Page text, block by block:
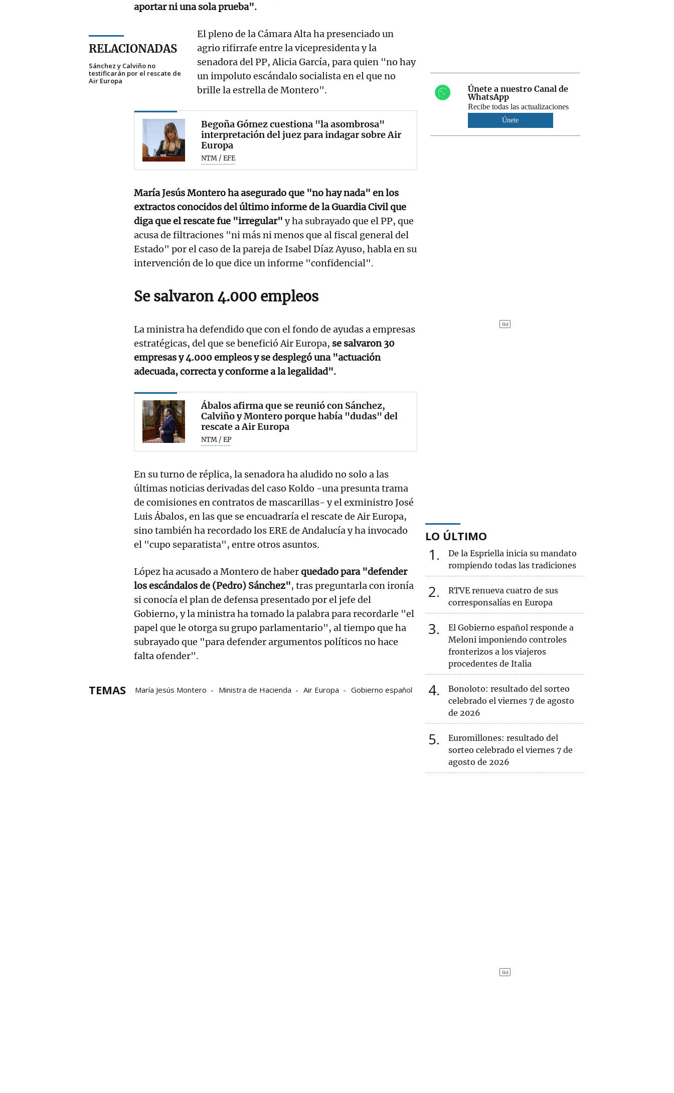
aportar ni una sola prueba".
RELACIONADAS
Sánchez y Calviño no
testificarán por el rescate de
Air Europa
El pleno de la Cámara Alta ha presenciado un
agrio rifirrafe entre la vicepresidenta y la
senadora del PP, Alicia García, para quien "no hay
un impoluto escándalo socialista en el que no
brille la estrella de Montero".
Begoña Gómez cuestiona "la asombrosa"
interpretación del juez para indagar sobre Air
Europa
NTM / EFE
María Jesús Montero ha asegurado que "no hay nada" en los
extractos conocidos del último informe de la Guardia Civil que
diga que el rescate fue "irregular" y ha subrayado que el PP, que
acusa de filtraciones "ni más ni menos que al fiscal general del
Estado" por el caso de la pareja de Isabel Díaz Ayuso, habla en su
intervención de lo que dice un informe "confidencial".
Se salvaron 4.000 empleos
La ministra ha defendido que con el fondo de ayudas a empresas
estratégicas, del que se benefició Air Europa, se salvaron 30
empresas y 4.000 empleos y se desplegó una "actuación
adecuada, correcta y conforme a la legalidad".
Ábalos afirma que se reunió con Sánchez,
Calviño y Montero porque había "dudas" del
rescate a Air Europa
NTM / EP
En su turno de réplica, la senadora ha aludido no solo a las
últimas noticias derivadas del caso Koldo -una presunta trama
de comisiones en contratos de mascarillas- y el exministro José
Luis Ábalos, en las que se encuadraría el rescate de Air Europa,
sino también ha recordado los ERE de Andalucía y ha invocado
el "cupo separatista", entre otros asuntos.
López ha acusado a Montero de haberquedado para "defender
los escándalos de (Pedro) Sánchez", tras preguntarla con ironía
si conocía el plan de defensa presentado por el jefe del
Gobierno, y la ministra ha tomado la palabra para recordarle "el
papel que le otorga su grupo parlamentario", al tiempo que ha
subrayado que "para defender argumentos políticos no hace
falta ofender".
TEMAS María Jesús Montero Ministra de Hacienda Air Europa Gobierno español
Únete a nuestro Canal de
WhatsApp
Recibe todas las actualizaciones
Únete
LO ÚLTIMO
1
De la Espriella inicia su mandato
rompiendo todas las tradiciones
2
RTVE renueva cuatro de sus
corresponsalías en Europa
3
El Gobierno español responde a
Meloni imponiendo controles
fronterizos a los viajeros
procedentes de Italia
4
Bonoloto: resultado del sorteo
celebrado el viernes 7 de agosto
de 2026
5
Euromillones: resultado del
sorteo celebrado el viernes 7 de
agosto de 2026